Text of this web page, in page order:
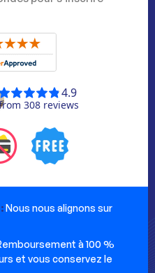
Nous nous alignons sur
à 100 %
et vous conservez le